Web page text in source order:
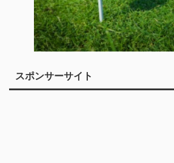
スポンサーサイト